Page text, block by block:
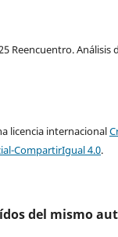
Reencuentro. Análisis
licencia internacional
CompartirIgual 4.0.
del mismo